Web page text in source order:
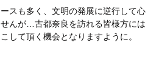
スも多く、文明の発展に逆行して心
んが…古都奈良を訪れる皆様方には
して頂く機会となりますように。